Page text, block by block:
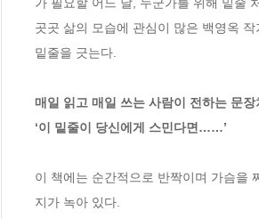
가 필요할 어느 날, 누군가를 위해 밑줄
곳곳 삶의 모습에 관심이 많은 백영옥
밑줄을 긋는다.
매일 읽고 매일 쓰는 사람이 전하는 문장
‘이 밑줄이 당신에게 스민다면……’
이 책에는 순간적으로 반짝이며 가슴을
지가 녹아 있다.